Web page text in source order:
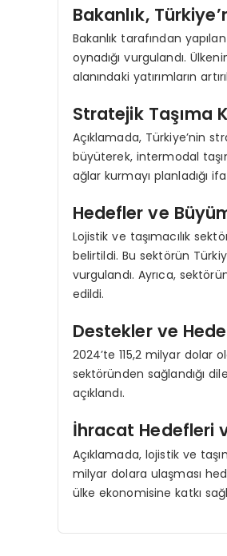
Bakanlık,
Bakanlık tarafından
oynadığı vurgulandı.
alanındaki yatırımların
Stratejik Taşıma
Açıklamada, Türkiye’nin
büyüterek, intermodal
ağlar kurmayı planladığı
Hedefler ve
Lojistik ve taşımacılık
belirtildi. Bu sektörün
vurgulandı. Ayrıca,
edildi.
Destekler ve
2024’te 115,2 milyar dolar
sektöründen sağlandığı
açıklandı.
İhracat Hedefleri
Açıklamada, lojistik ve
milyar dolara ulaşması
ülke ekonomisine katkı